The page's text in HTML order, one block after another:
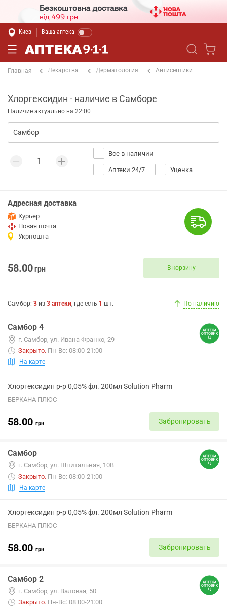
Киев Ваша аптека
Главная Лекарства Дерматология Антисептики
Хлоргексидин - наличие в Самборе
Наличие актуально на 22:00
Все в наличии
Аптеки 24/7 Уценка
Адресная доставка
Курьер
Новая почта
Укрпошта
58.00грн В корзину
Самбор: 3 из 3 аптеки, где есть 1 шт. По наличию
Самбор 4
г. Самбор, ул. Ивана Франко, 29
Закрыто. Пн-Вс: 08:00-21:00
На карте
Хлоргексидин р-р 0,05% фл. 200мл Solution Pharm
БЕРКАНА ПЛЮС
58.00 грн Забронировать
Самбор
г. Самбор, ул. Шпитальная, 10В
Закрыто. Пн-Вс: 08:00-21:00
На карте
Хлоргексидин р-р 0,05% фл. 200мл Solution Pharm
БЕРКАНА ПЛЮС
58.00 грн Забронировать
Самбор 2
г. Самбор, ул. Валовая, 50
Закрыто. Пн-Вс: 08:00-21:00